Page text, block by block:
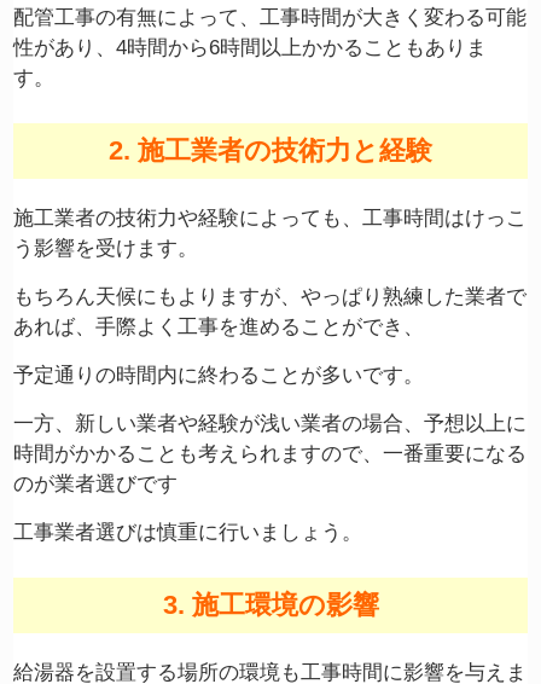
配管工事の有無によって、工事時間が大きく変わる可能
性があり、4時間から6時間以上かかることもありま
す。
2. 施工業者の技術力と経験
施工業者の技術力や経験によっても、工事時間はけっこ
う影響を受けます。
もちろん天候にもよりますが、やっぱり熟練した業者で
あれば、手際よく工事を進めることができ、
予定通りの時間内に終わることが多いです。
一方、新しい業者や経験が浅い業者の場合、予想以上に
時間がかかることも考えられますので、一番重要になる
のが業者選びです
工事業者選びは慎重に行いましょう。
3. 施工環境の影響
給湯器を設置する場所の環境も工事時間に影響を与えま